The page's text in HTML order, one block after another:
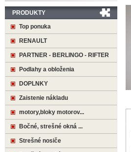
PRODUKTY
Top ponuka
RENAULT
PARTNER - BERLINGO - RIFTER
Podlahy a obloženia
DOPLNKY
Zaistenie nákladu
motory,bloky motorov...
Bočné, strešné okná ...
Strešné nosiče